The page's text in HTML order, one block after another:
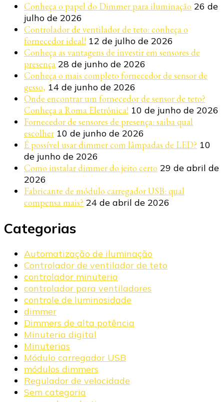
Conheça o papel do Dimmer para iluminação 26 de
julho de 2026
Controlador de ventilador de teto: conheça o
fornecedor ideal! 12 de julho de 2026
Conheça as vantagens de investir em sensores de
presença 28 de junho de 2026
Conheça o mais completo fornecedor de sensor de
gesso, 14 de junho de 2026
Onde encontrar um fornecedor de sensor de teto?
Conheça a Roma Eletrônica! 10 de junho de 2026
Fornecedor de sensores de presença: saiba qual
escolher 10 de junho de 2026
É possível usar dimmer com lâmpadas de LED? 10
de junho de 2026
Como instalar dimmer do jeito certo 29 de abril de
2026
Fabricante de módulo carregador USB: qual
compensa mais? 24 de abril de 2026
Categorias
Automatização de iluminação
Controlador de ventilador de teto
controlador minuteria
controlador para ventiladores
controle de luminosidade
dimmer
Dimmers de alta potência
Minuteria digital
Minuterias
Módulo carregador USB
módulos dimmers
Regulador de velocidade
Sem categoria